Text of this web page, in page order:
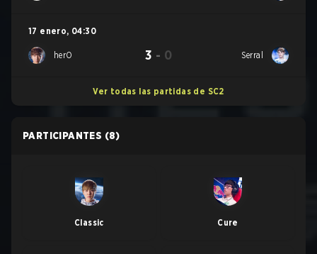
17 enero, 04:30
herO 3 - 0 Serral
Ver todas las partidas de SC2
PARTICIPANTES (8)
Classic Cure